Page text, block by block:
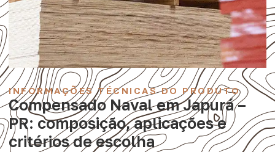
INFORMAÇÕES TÉCNICAS DO PRODUTO
Compensado Naval em Japurá –
PR: composição, aplicações e
critérios de escolha